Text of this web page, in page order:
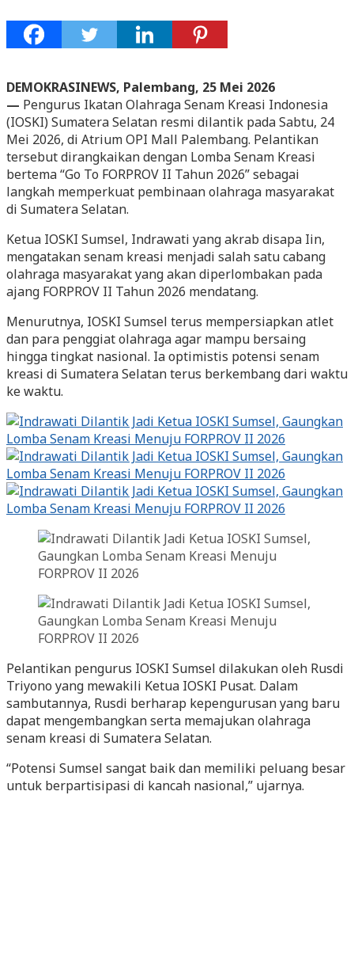
DEMOKRASINEWS, Palembang, 25 Mei 2026
— Pengurus Ikatan Olahraga Senam Kreasi Indonesia
(IOSKI) Sumatera Selatan resmi dilantik pada Sabtu, 24
Mei 2026, di Atrium OPI Mall Palembang. Pelantikan
tersebut dirangkaikan dengan Lomba Senam Kreasi
bertema “Go To FORPROV II Tahun 2026” sebagai
langkah memperkuat pembinaan olahraga masyarakat
di Sumatera Selatan.
Ketua IOSKI Sumsel, Indrawati yang akrab disapa Iin,
mengatakan senam kreasi menjadi salah satu cabang
olahraga masyarakat yang akan diperlombakan pada
ajang FORPROV II Tahun 2026 mendatang.
Menurutnya, IOSKI Sumsel terus mempersiapkan atlet
dan para penggiat olahraga agar mampu bersaing
hingga tingkat nasional. Ia optimistis potensi senam
kreasi di Sumatera Selatan terus berkembang dari waktu
ke waktu.
Pelantikan pengurus IOSKI Sumsel dilakukan oleh Rusdi
Triyono yang mewakili Ketua IOSKI Pusat. Dalam
sambutannya, Rusdi berharap kepengurusan yang baru
dapat mengembangkan serta memajukan olahraga
senam kreasi di Sumatera Selatan.
“Potensi Sumsel sangat baik dan memiliki peluang besar
untuk berpartisipasi di kancah nasional,” ujarnya.